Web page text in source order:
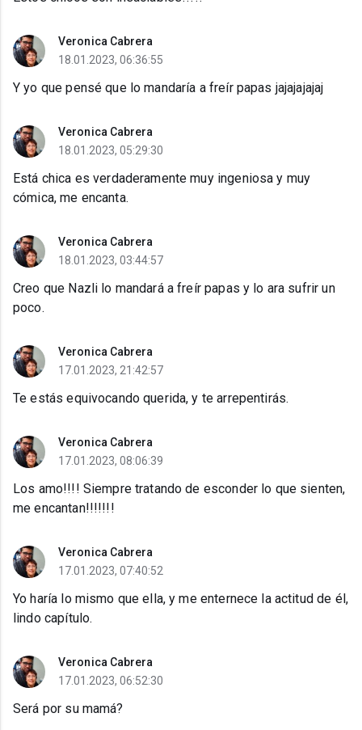
Veronica Cabrera
18.01.2023, 06:36:55
Y yo que pensé que lo mandaría a freír papas jajajajajaj
Veronica Cabrera
18.01.2023, 05:29:30
Está chica es verdaderamente muy ingeniosa y muy
cómica, me encanta.
Veronica Cabrera
18.01.2023, 03:44:57
Creo que Nazli lo mandará a freír papas y lo ara sufrir un
poco.
Veronica Cabrera
17.01.2023, 21:42:57
Te estás equivocando querida, y te arrepentirás.
Veronica Cabrera
17.01.2023, 08:06:39
Los amo!!!! Siempre tratando de esconder lo que sienten,
me encantan!!!!!!!
Veronica Cabrera
17.01.2023, 07:40:52
Yo haría lo mismo que ella, y me enternece la actitud de él,
lindo capítulo.
Veronica Cabrera
17.01.2023, 06:52:30
Será por su mamá?